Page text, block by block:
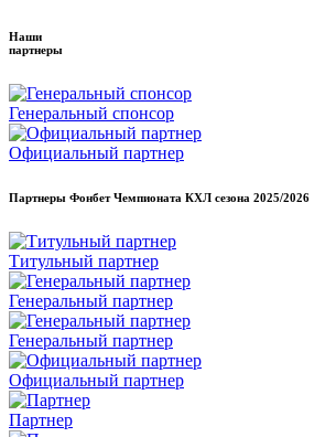
Наши
партнеры
Генеральный спонсор
Официальный партнер
Партнеры Фонбет Чемпионата КХЛ сезона 2025/2026
Титульный партнер
Генеральный партнер
Генеральный партнер
Официальный партнер
Партнер